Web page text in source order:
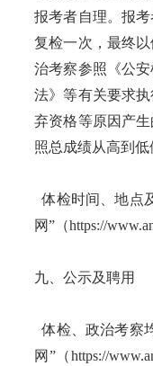
报考者自理。报
复检一次，最终
治考察参照《公
法》等有关要求
弃资格等原因产
照总成绩从高到低
体检时间、地点
网”（https://
九、公示及聘用
体检、政治考察
网”（https://